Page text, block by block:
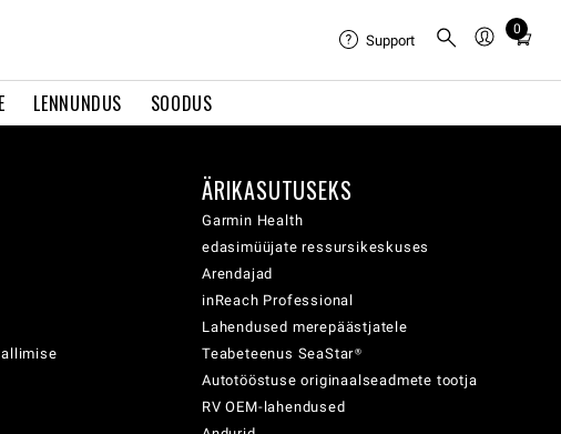
LENNUNDUS SOODUS
Support
0
Total
cart:
ÄRIKASUTUSEKS
Garmin Health
edasimüüjate ressursikeskuses
Arendajad
inReach Professional
Lahendused merepäästjatele
Teabeteenus SeaStar®
Autotööstuse originaalseadmete tootja
RV OEM-lahendused